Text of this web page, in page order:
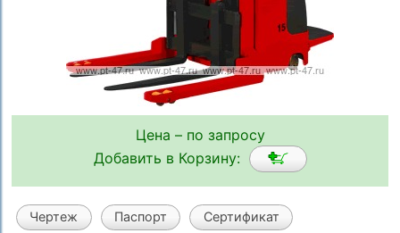
Цена – по запросу
Добавить в Корзину:
Чертеж Паспорт Сертификат